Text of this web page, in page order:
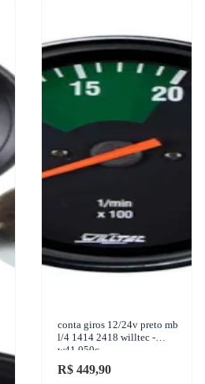
conta giros 12/24v preto mb
l/4 1414 2418 willtec -
w41.050c
R$ 449,90